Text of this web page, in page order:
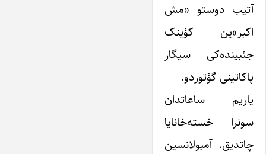
آتیب دوستو «مش
اکبر»ین کؤینک
جئبینده‌کی سیگار
پاکاتینی گؤتوردو.
یاریم ساعاتدان
سونرا خسته‌خانایا
چاتدیق. آمبولانسین